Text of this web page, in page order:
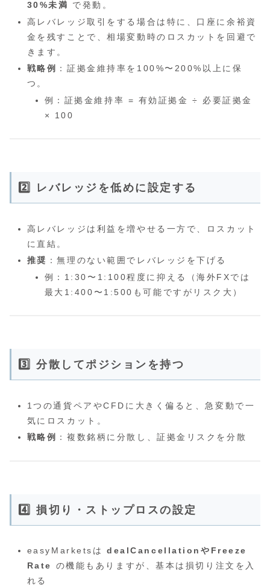
30%未満
で発動。
高レバレッジ取引をする場合は特に、口座に余裕資
金を残すことで、相場変動時のロスカットを回避で
きます。
戦略例
：証拠金維持率を100%〜200%以上に保
つ。
例：証拠金維持率 = 有効証拠金 ÷ 必要証拠金
× 100
2️⃣ レバレッジを低めに設定する
高レバレッジは利益を増やせる一方で、ロスカット
に直結。
推奨 ：無理のない範囲でレバレッジを下げる
例：1:30〜1:100程度に抑える（海外FXでは
最大1:400〜1:500も可能ですがリスク大）
3️⃣ 分散してポジションを持つ
1つの通貨ペアやCFDに大きく偏ると、急変動で一
気にロスカット。
戦略例
：複数銘柄に分散し、証拠金リスクを分散
4️⃣ 損切り・ストップロスの設定
easyMarketsはdealCancellationやFreeze
Rate
の機能もありますが、基本は損切り注文を入
れる